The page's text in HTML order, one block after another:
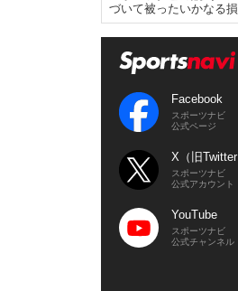
づいて被ったいかなる
Facebook
スポーツナビ
公式ページ
X（旧Twitter
スポーツナビ
公式アカウント
YouTube
スポーツナビ
公式チャンネル